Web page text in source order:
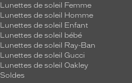
Lunettes de soleil Femme
Lunettes de soleil Homme
Lunettes de soleil Enfant
Lunettes de soleil bébé
Lunettes de soleil Ray-Ban
Lunettes de soleil Gucci
Lunettes de soleil Oakley
Soldes